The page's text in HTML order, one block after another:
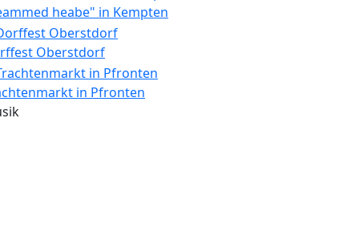
heabe" in Kempten
Oberstdorf
in Pfronten